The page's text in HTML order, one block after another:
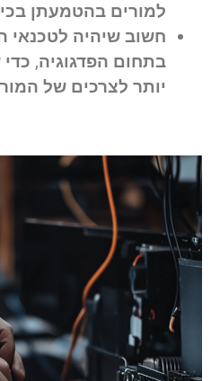
למורים בהטמעתן
חשוב שיהיה לטכנאי
בתחום הפדגוגיה,
יותר לצרכים של